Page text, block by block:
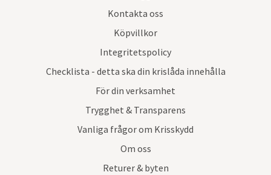
Kontakta oss
Köpvillkor
Integritetspolicy
Checklista - detta ska din krislåda innehålla
För din verksamhet
Trygghet & Transparens
Vanliga frågor om Krisskydd
Om oss
Returer & byten